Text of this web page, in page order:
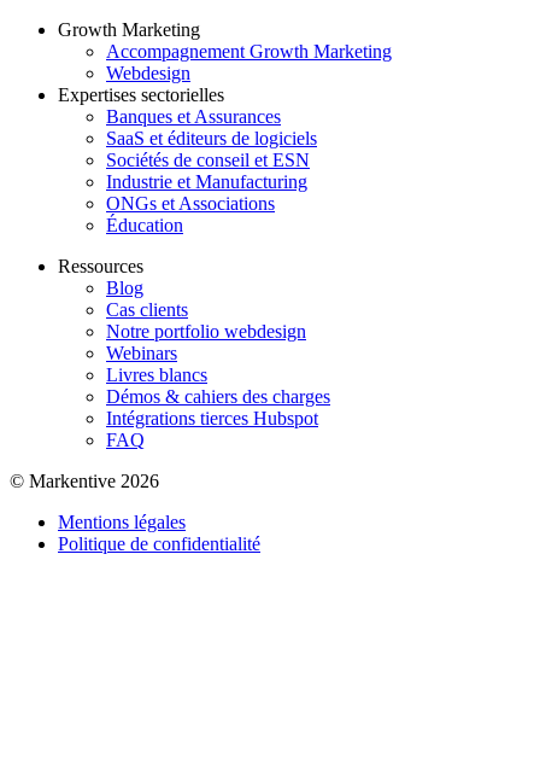
Growth Marketing
Accompagnement Growth Marketing
Webdesign
Expertises sectorielles
Banques et Assurances
SaaS et éditeurs de logiciels
Sociétés de conseil et ESN
Industrie et Manufacturing
ONGs et Associations
Éducation
Ressources
Blog
Cas clients
Notre portfolio webdesign
Webinars
Livres blancs
Démos & cahiers des charges
Intégrations tierces Hubspot
FAQ
© Markentive 2026
Mentions légales
Politique de confidentialité